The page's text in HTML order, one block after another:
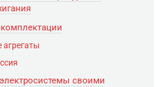
своими